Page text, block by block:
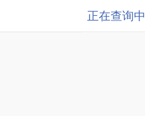
正在查询中